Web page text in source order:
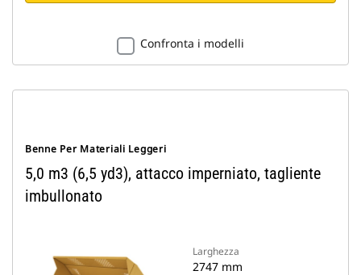
Confronta i modelli
Benne Per Materiali Leggeri
5,0 m3 (6,5 yd3), attacco imperniato, tagliente
imbullonato
Larghezza
2747 mm